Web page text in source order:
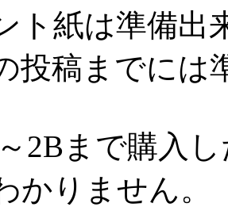
ト紙は準備出
投稿までには
2Bまで購入
かりません。